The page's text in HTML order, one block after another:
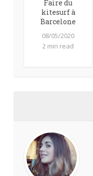
Faire du
kitesurf à
Barcelone
08/05/2020
2 min read